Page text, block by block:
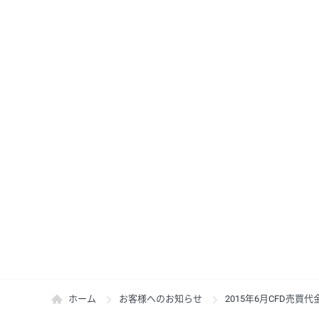
ホーム お客様へのお知らせ 2015年6月CFD売買代